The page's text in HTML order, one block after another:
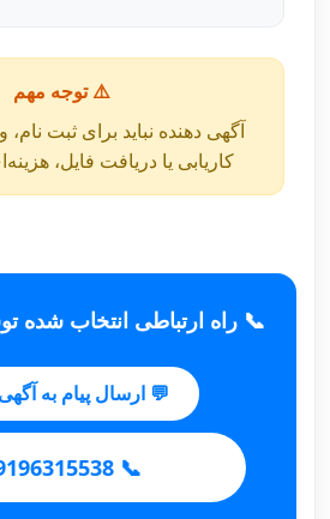
⚠️ توجه مهم
آگهی دهنده نباید برای ثبت
کاریابی یا دریافت فایل،
📞 راه ارتباطی انتخاب شده
💬 ارسال پیام به
📞 09196315538